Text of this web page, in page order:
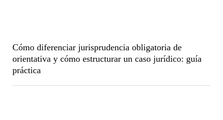
Cómo diferenciar jurisprudencia obligatoria de
orientativa y cómo estructurar un caso jurídico: guía
práctica